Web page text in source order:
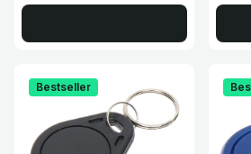
Bestseller